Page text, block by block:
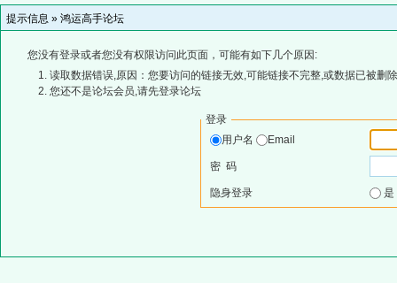
提示信息 » 鸿运高手论坛
您没有登录或者您没有权限访问此页面，可能有如下几个原因:
读取数据错误,原因：您要访问的链接无效,可能链接不完整,或数据已被删
您还不是论坛会员,请先登录论坛
登录
用户名
Email
密 码
隐身登录